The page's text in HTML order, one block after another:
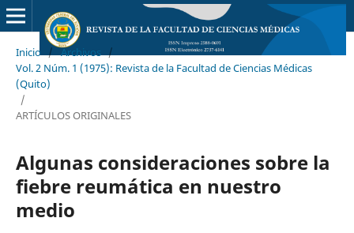
Inicio / Archivos /
Vol. 2 Núm. 1 (1975): Revista de la Facultad de Ciencias Médicas
(Quito)
/
ARTÍCULOS ORIGINALES
Algunas consideraciones sobre la
fiebre reumática en nuestro
medio